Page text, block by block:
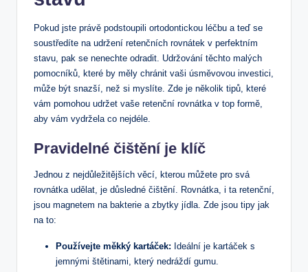
Pokud jste právě podstoupili ortodontickou léčbu a teď se
soustředíte na udržení retenčních rovnátek v perfektním
stavu, pak se nenechte odradit. Udržování těchto malých
pomocníků, které by měly chránit vaši úsměvovou investici,
může být snazší, než si myslíte. Zde je několik tipů, které
vám pomohou udržet vaše retenční rovnátka v top formě,
aby vám vydržela co nejdéle.
Pravidelné čištění je klíč
Jednou z nejdůležitějších věcí, kterou můžete pro svá
rovnátka udělat, je důsledné čištění. Rovnátka, i ta retenční,
jsou magnetem na bakterie a zbytky jídla. Zde jsou tipy jak
na to:
Používejte měkký kartáček: Ideální je kartáček s
jemnými štětinami, který nedráždí gumu.